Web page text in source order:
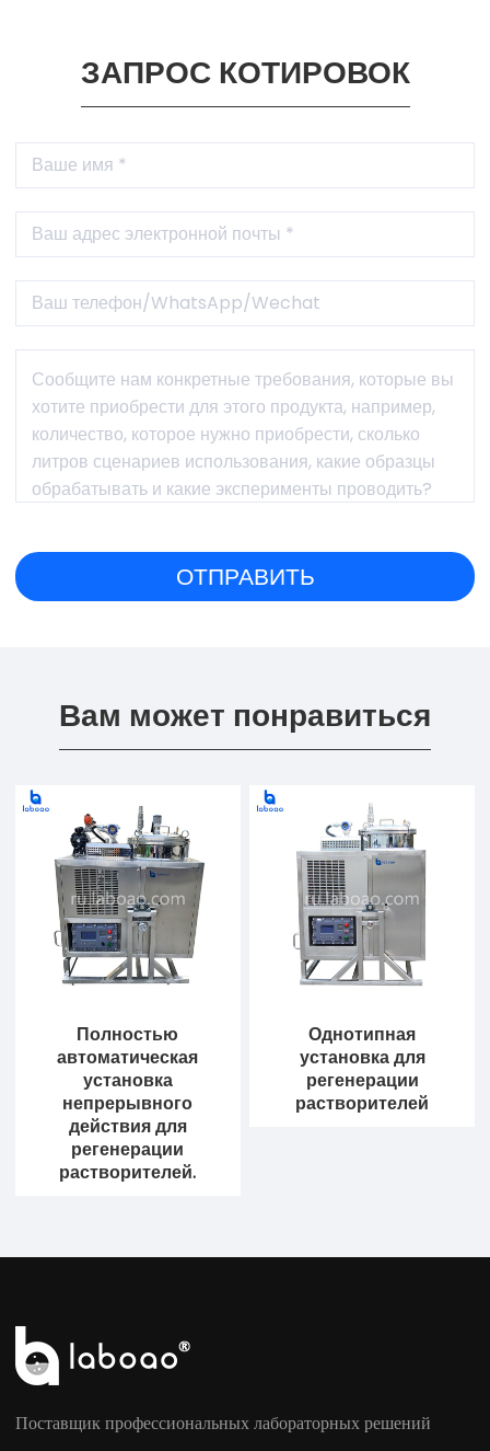
ЗАПРОС КОТИРОВОК
Вам может понравиться
Полностью
автоматическая
установка
непрерывного
действия для
регенерации
растворителей.
Однотипная
установка для
регенерации
растворителей
Поставщик профессиональных лабораторных решений